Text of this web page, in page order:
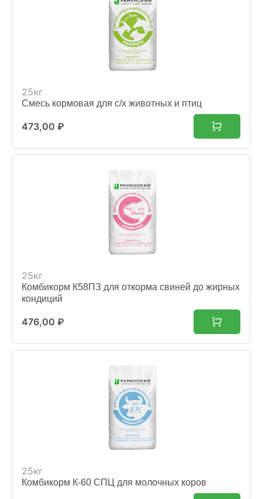
25кг
Смесь кормовая для с/х животных и птиц
473,00 ₽
25кг
Комбикорм К58ПЗ для откорма свиней до жирных
кондиций
476,00 ₽
25кг
Комбикорм К-60 СПЦ для молочных коров